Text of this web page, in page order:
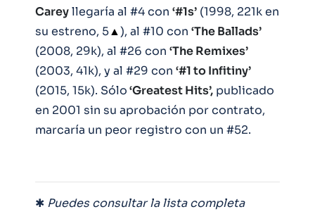
Careyllegaría al #4 con ‘#1s’ (1998, 221k en
su estreno, 5▲), al #10 con ‘The Ballads’
(2008, 29k), al #26 con ‘The Remixes’
(2003, 41k), y al #29 con ‘#1 to Infitiny’
(2015, 15k). Sólo‘Greatest Hits’, publicado
en 2001 sin su aprobación por contrato,
marcaría un peor registro con un #52.
✱ Puedes consultar la lista completa